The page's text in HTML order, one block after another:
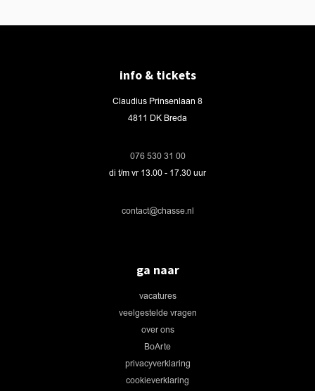
info & tickets
Claudius Prinsenlaan 8
4811 DK Breda
076 530 31 00
di t/m vr 13.00 - 17.30 uur
contact@chasse.nl
ga naar
vacatures
veelgestelde vragen
over ons
BoArte
privacyverklaring
cookieverklaring